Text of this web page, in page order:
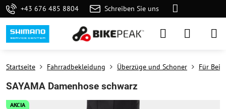
+43 676 485 8804 Schreiben Sie uns
AKCIA
Startseite Fahrradbekleidung Überzüge und Schoner Für
SAYAMA Damenhose schwarz